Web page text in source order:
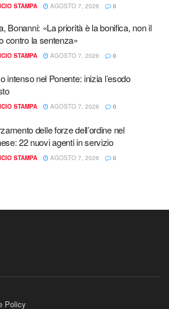
STAMPA AGOSTO 7, 2026 0
Bonanni: «La priorità è la bonifica, non il
contro la sentenza»
STAMPA AGOSTO 7, 2026 0
intenso nel Ponente: inizia l’esodo
STAMPA AGOSTO 7, 2026 0
delle forze dell’ordine nel
22 nuovi agenti in servizio
STAMPA AGOSTO 7, 2026 0
Policy